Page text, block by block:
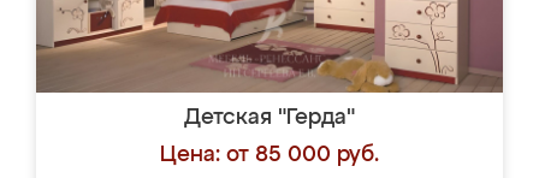
Детская "Герда"
Цена: от 85 000 руб.